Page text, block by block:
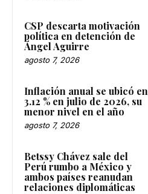
CSP descarta motivación
política en detención de
Ángel Aguirre
agosto 7, 2026
Inflación anual se ubicó en
3.12 % en julio de 2026, su
menor nivel en el año
agosto 7, 2026
Betssy Chávez sale del
Perú rumbo a México y
ambos países reanudan
relaciones diplomáticas